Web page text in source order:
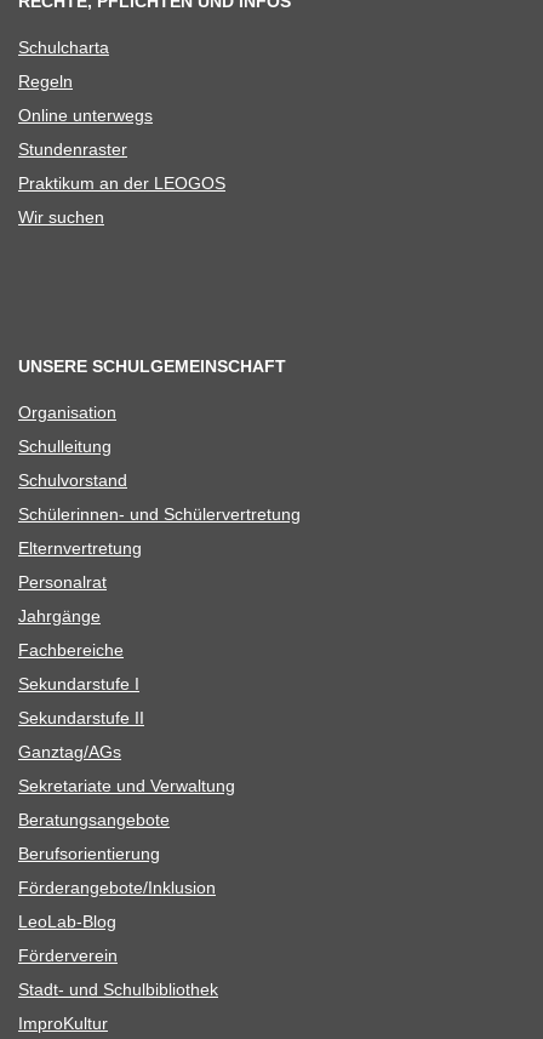
Schul­charta
Regeln
Online unter­wegs
Stun­den­ras­ter
Prak­ti­kum an der LEOGOS
Wir suchen
UNSERE SCHULGEMEINSCHAFT
Orga­ni­sa­tion
Schul­lei­tung
Schul­vor­stand
Schü­le­rin­nen- und Schülervertretung
Eltern­ver­tre­tung
Per­so­nal­rat
Jahr­gänge
Fach­be­rei­che
Sekun­dar­stufe I
Sekun­dar­stufe II
Ganztag/​​AGs
Sekre­ta­riate und Verwaltung
Bera­tungs­an­ge­bote
Berufs­ori­en­tie­rung
Förderangebote/​​Inklusion
Leo­Lab-Blog
För­der­ver­ein
Stadt- und Schulbibliothek
Impro­Kul­tur